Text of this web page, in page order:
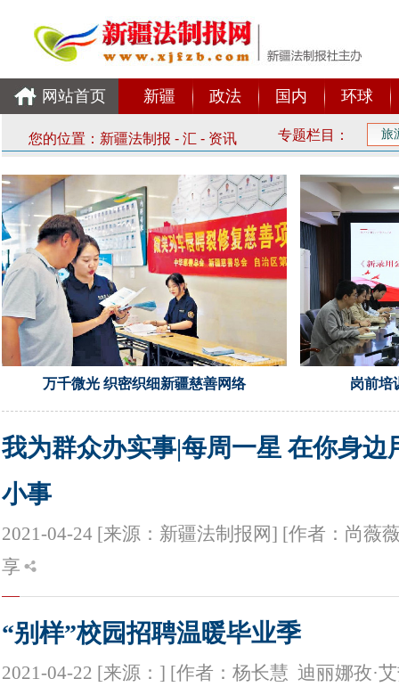
网站首页 新疆 政法 国内 环球
您的位置： 新疆法制报 - 汇 - 资讯 专题栏目： 旅
万千微光 织密织细新疆慈善网络 岗前培
我为群众办实事|每周一星 在你身边
小事
2021-04-24 [来源：新疆法制报网] [作者：尚薇
享
“别样”校园招聘温暖毕业季
2021-04-22 [来源：] [作者：杨长慧 迪丽娜孜·